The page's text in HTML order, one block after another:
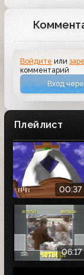
Войдите или
комментарий
Вход
Плейлист
00:37
06:17